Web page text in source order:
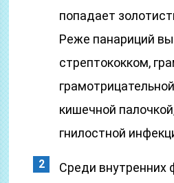
попадает
Реже панариций
стрептококком,
кишечной
гнилостной
Среди внутренних